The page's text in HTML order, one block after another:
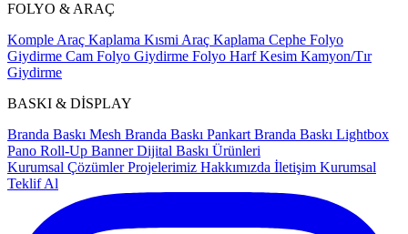
FOLYO & ARAÇ
Komple Araç Kaplama Kısmi Araç Kaplama Cephe Folyo
Giydirme Cam Folyo Giydirme Folyo Harf Kesim Kamyon/Tır
Giydirme
BASKI & DİSPLAY
Branda Baskı Mesh Branda Baskı Pankart Branda Baskı Lightbox
Pano Roll-Up BannerDijital Baskı Ürünleri
Kurumsal ÇözümlerProjelerimiz Hakkımızda İletişim Kurumsal
Teklif Al